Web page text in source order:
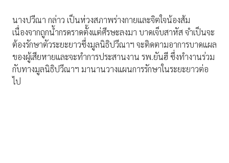
นางปวีณา กล่าว เป็นห่วงสภาพร่างกายและจิตใจน้องส้ม
เนื่องจากถูกน้ำกรดราดตั้งแต่ศีรษะลงมา บาดเจ็บสาหัส จำเป็นจะ
ต้องรักษาตัวระยะยาวซึ่งมูลนิธิปวีณาฯ จะติดตามอาการบาดแผล
ของผู้เสียหายและจะทำการประสานงาน รพ.ยันฮี ซึ่งทำงานร่วม
กับทางมูลนิธิปวีณาฯ มานานวางแผนการรักษาในระยะยาวต่อ
ไป